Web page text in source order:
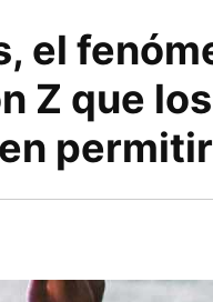
el
Z que los
permitir